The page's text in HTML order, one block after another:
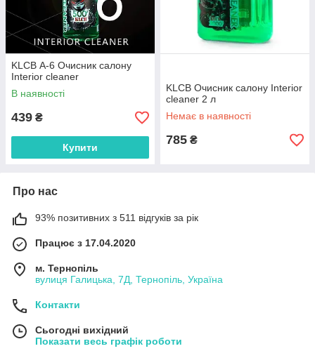
KLCB А-6 Очисник салону
Interior cleaner
В наявності
439 ₴
Купити
KLCB Очисник салону Interior
cleaner 2 л
Немає в наявності
785 ₴
Про нас
93% позитивних з 511 відгуків за рік
Працює з 17.04.2020
м. Тернопіль
вулиця Галицька, 7Д, Тернопіль, Україна
Контакти
Сьогодні вихідний
Показати весь графік роботи